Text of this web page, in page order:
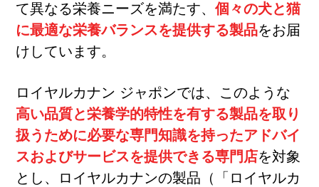
て異なる栄養ニーズを満たす、個々の犬と猫
に最適な栄養バランスを提供する製品をお届
けしています。
ロイヤルカナン ジャポンでは、このような
高い品質と栄養学的特性を有する製品を取り
扱うために必要な専門知識を持ったアドバイ
スおよびサービスを提供できる専門店を対象
とし、ロイヤルカナンの製品（「ロイヤルカ